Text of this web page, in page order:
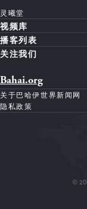
灵曦堂
视频库
播客列表
关注我们
Bahai.org
关于巴哈伊世界新闻网
隐私政策
©